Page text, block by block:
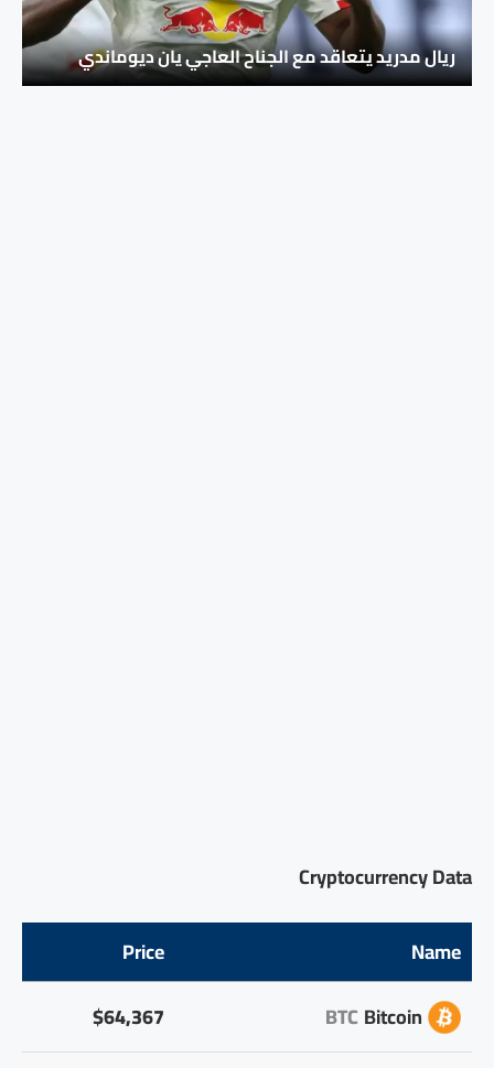
ريال مدريد يتعاقد مع الجناح العاجي يان ديوماندي
Cryptocurrency Data
Name
Price
Bitcoin
BTC
$64,367